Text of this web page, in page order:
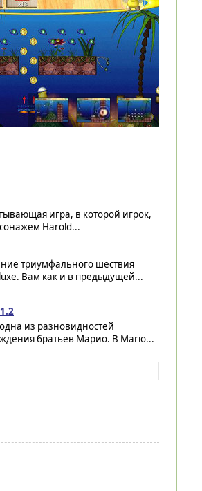
игра, в которой игрок,
Harold...
триумфального шествия
Вам как и в предыдущей...
из разновидностей
братьев Марио. В Mario...